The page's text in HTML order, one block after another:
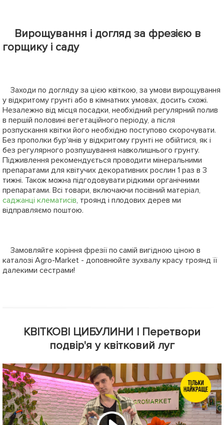
Вирощування і догляд за фрезією в
горщику і саду
Заходи по догляду за цією квіткою, за умови вирощування
у відкритому грунті або в кімнатних умовах, досить схожі.
Незалежно від місця посадки, необхідний регулярний полив
в першій половині вегетаційного періоду, а після
розпускання квітки його необхідно поступово скорочувати.
Без прополки бур'янів у відкритому грунті не обійтися, як і
без регулярного розпушування навколишнього грунту.
Підживлення рекомендується проводити мінеральними
препаратами для квітучих декоративних рослин 1 раз в 3
тижні. Також можна підгодовувати рідкими органічними
препаратами. Всі товари, включаючи посівний матеріал,
саджанці клематисів, троянд і плодових дерев ми
відправляємо поштою.
Замовляйте коріння фрезії по самій вигідною ціною в
каталозі Agro-Market - доповнюйте зухвалу красу троянд її
далекими сестрами!
КВІТКОВІ ЦИБУЛИНИ | Перетвори
подвір'я у квітковий луг